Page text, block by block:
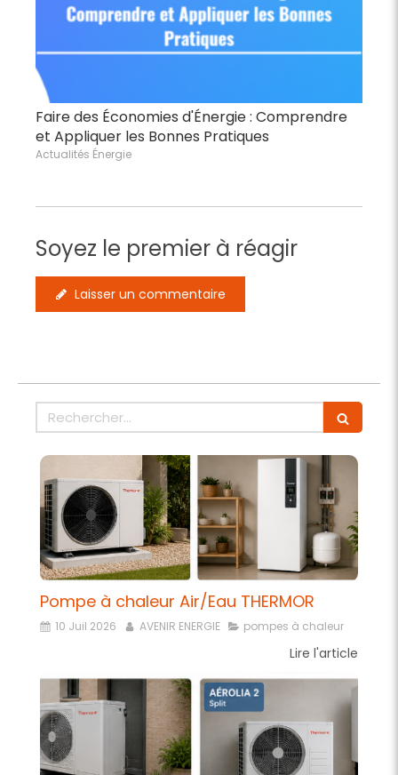
Faire des Économies d'Énergie : Comprendre
et Appliquer les Bonnes Pratiques
Actualités Énergie
Soyez le premier à réagir
Laisser un commentaire
Rechercher
Pompe à chaleur Air/Eau THERMOR
10 Juil 2026 AVENIR ENERGIE pompes à chaleur
Lire l'article